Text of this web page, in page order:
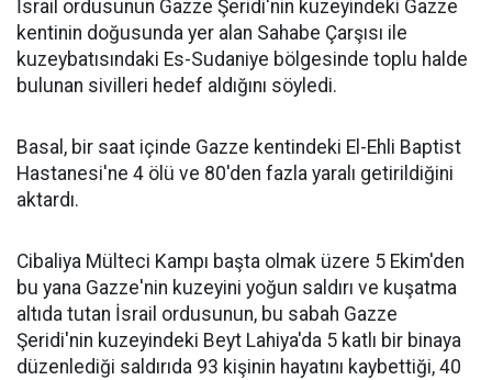
İsrail ordusunun Gazze Şeridi'nin kuzeyindeki Gazze
kentinin doğusunda yer alan Sahabe Çarşısı ile
kuzeybatısındaki Es-Sudaniye bölgesinde toplu halde
bulunan sivilleri hedef aldığını söyledi.
Basal, bir saat içinde Gazze kentindeki El-Ehli Baptist
Hastanesi'ne 4 ölü ve 80'den fazla yaralı getirildiğini
aktardı.
Cibaliya Mülteci Kampı başta olmak üzere 5 Ekim'den
bu yana Gazze'nin kuzeyini yoğun saldırı ve kuşatma
altıda tutan İsrail ordusunun, bu sabah Gazze
Şeridi'nin kuzeyindeki Beyt Lahiya'da 5 katlı bir binaya
düzenlediği saldırıda 93 kişinin hayatını kaybettiği, 40